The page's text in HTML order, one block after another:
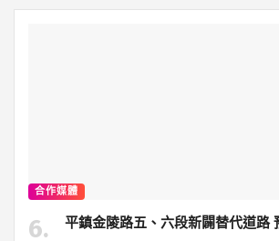
合作媒體
平鎮金陵路五、六段新闢替代道路